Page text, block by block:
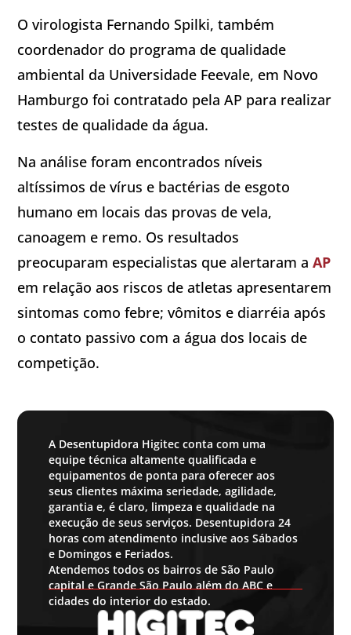
O virologista Fernando Spilki, também
coordenador do programa de qualidade
ambiental da Universidade Feevale, em Novo
Hamburgo foi contratado pela AP para realizar
testes de qualidade da água.
Na análise foram encontrados níveis
altíssimos de vírus e bactérias de esgoto
humano em locais das provas de vela,
canoagem e remo. Os resultados
preocuparam especialistas que alertaram aAP
em relação aos riscos de atletas apresentarem
sintomas como febre; vômitos e diarréia após
o contato passivo com a água dos locais de
competição.
A Desentupidora Higitec conta com uma
equipe técnica altamente qualificada e
equipamentos de ponta para oferecer aos
seus clientes máxima seriedade, agilidade,
garantia e, é claro, limpeza e qualidade na
execução de seus serviços. Desentupidora 24
horas com atendimento inclusive aos Sábados
e Domingos e Feriados.
Atendemos todos os bairros de São Paulo
capital e Grande São Paulo além do ABC e
cidades do interior do estado.